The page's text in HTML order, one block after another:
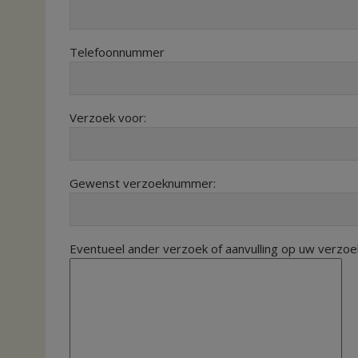
Telefoonnummer
Verzoek voor:
Gewenst verzoeknummer:
Eventueel ander verzoek of aanvulling op uw